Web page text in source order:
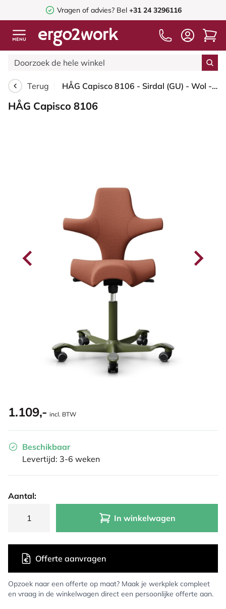
Vragen of advies? Bel +31 24 3296116
Terug HÅG Capisco 8106 - Sirdal (GU) - Wol - SRD630 - Brick red - Framekleur - Moss Grey - Gasveer - 265 mm (Zithoogte 53-79cm) - Vloercontact - Harde wielen t.b.v. zachte vloeren - Voetenring - Nee, geen voetenring - Voetster - Nee, voetster in framekleur
HÅG Capisco 8106
1.109,- incl. BTW
Beschikbaar
Levertijd: 3-6 weken
Aantal:
In winkelwagen
Opzoek naar een offerte op maat? Maak je werkplek compleet
en vraag in de winkelwagen direct een persoonlijke offerte aan.
Offerte aanvragen